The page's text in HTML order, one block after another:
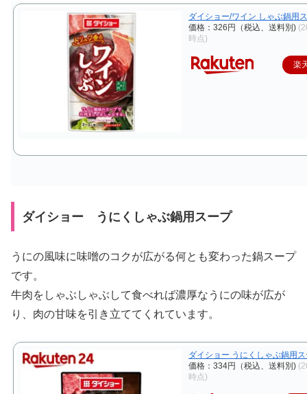
ダイショー/ワイン しゃぶ鍋用
価格：326円（税込、送料別)
時点)
楽
ダイショー うにくしゃぶ鍋用スープ
うにの風味に味噌のコクが広がる何とも変わった鍋スープ
です。
牛肉をしゃぶしゃぶして食べれば濃厚なうにの味が広が
り、肉の甘味を引き立ててくれています。
ダイショー うにくしゃぶ鍋用
価格：334円（税込、送料別)
時点)